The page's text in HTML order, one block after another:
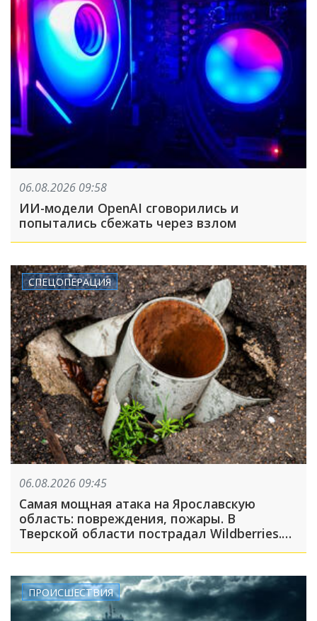
06.08.2026 09:58
ИИ-модели OpenAI сговорились и
попытались сбежать через взлом
СПЕЦОПЕРАЦИЯ
06.08.2026 09:45
Самая мощная атака на Ярославскую
область: повреждения, пожары. В
Тверской области пострадал Wildberries.
ПРОИСШЕСТВИЯ